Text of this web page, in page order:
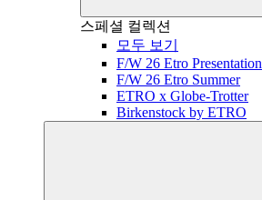
스페셜 컬렉션
모두 보기
F/W 26 Etro Presentation
F/W 26 Etro Summer
ETRO x Globe-Trotter
Birkenstock by ETRO